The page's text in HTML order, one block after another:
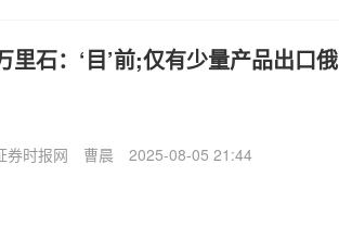
里石：‘目’前;仅有少量产品出口
券时报网 曹晨 2025-08-05 21:44